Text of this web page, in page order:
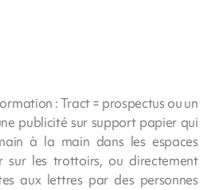
: Tract = prospectus ou un
publicité sur support papier qui
à la main dans les espaces
sur les trottoirs, ou directement
aux lettres par des personnes